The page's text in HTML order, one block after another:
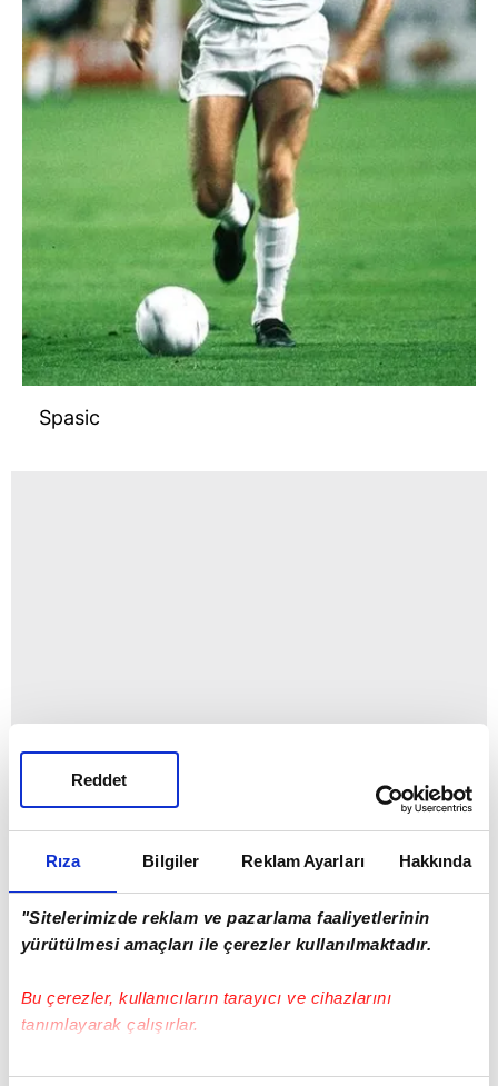
Rıza Bilgiler Reklam Ayarları Hakkında
"Sitelerimizde reklam ve pazarlama faaliyetlerinin
yürütülmesi amaçları ile çerezler kullanılmaktadır.
Bu çerezler, kullanıcıların tarayıcı ve cihazlarını
tanımlayarak çalışırlar.
Bu çerezlere izin vermeniz halinde sizlere özel
Reddet
Spasic